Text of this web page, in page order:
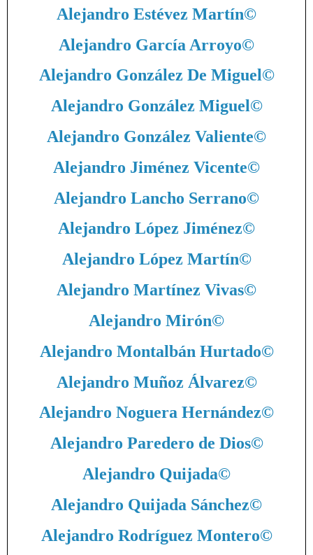
Alejandro Estévez Martín©
Alejandro García Arroyo©
Alejandro González De Miguel©
Alejandro González Miguel ©
Alejandro González Valiente©
Alejandro Jiménez Vicente©
Alejandro Lancho Serrano©
Alejandro López Jiménez©
Alejandro López Martín©
Alejandro Martínez Vivas©
Alejandro Mirón©
Alejandro Montalbán Hurtado©
Alejandro Muñoz Álvarez©
Alejandro Noguera Hernández©
Alejandro Paredero de Dios©
Alejandro Quijada©
Alejandro Quijada Sánchez©
Alejandro Rodríguez Montero©